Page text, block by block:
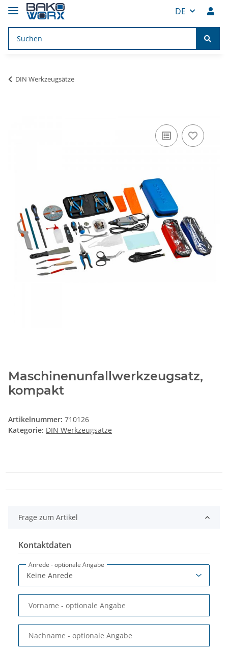
DE
DIN Werkzeugsätze
Maschinenunfallwerkzeugsatz,
kompakt
Artikelnummer: 710126
Kategorie: DIN Werkzeugsätze
Frage zum Artikel
Kontaktdaten
Anrede - optionale Angabe
Vorname - optionale Angabe
Nachname - optionale Angabe